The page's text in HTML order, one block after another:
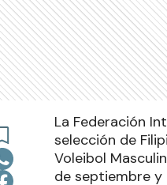
La Federación
selección de
Voleibol
de septiembre y